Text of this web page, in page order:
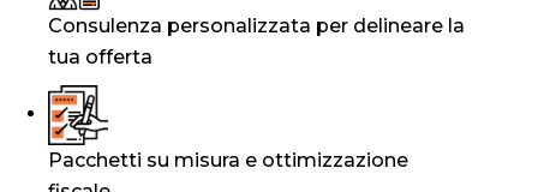
Consulenza personalizzata per delineare la
tua offerta
Pacchetti su misura e ottimizzazione